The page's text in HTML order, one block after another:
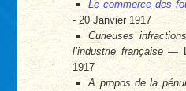
Le commerce des
- 20 Janvier 1917
Curieuses
l’industrie française—
1917
A propos de la